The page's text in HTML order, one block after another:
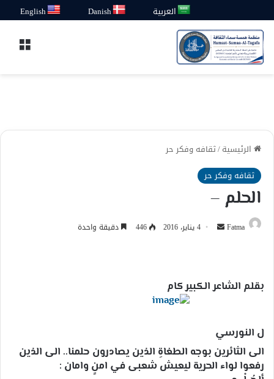
العربية Danish
English
الرئيسية/ثقافه وفكر حر
ثقافه وفكر حر
الحلم –
Fatma
أرسل 4 يناير، 2016 446 دقيقة واحدة
بقلم الشاعر الكبير كام
ل النورسي
الى الثائرين بوجه الطغاةِ الذين يصادرون حلمنا.. الى الذين
رفعوا لواء الحرية ليعيش شعبى في امنٍ وامان :